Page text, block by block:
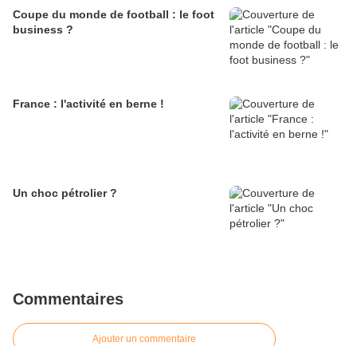
Coupe du monde de football : le foot
business ?
France : l'activité en berne !
Un choc pétrolier ?
Commentaires
Ajouter un commentaire